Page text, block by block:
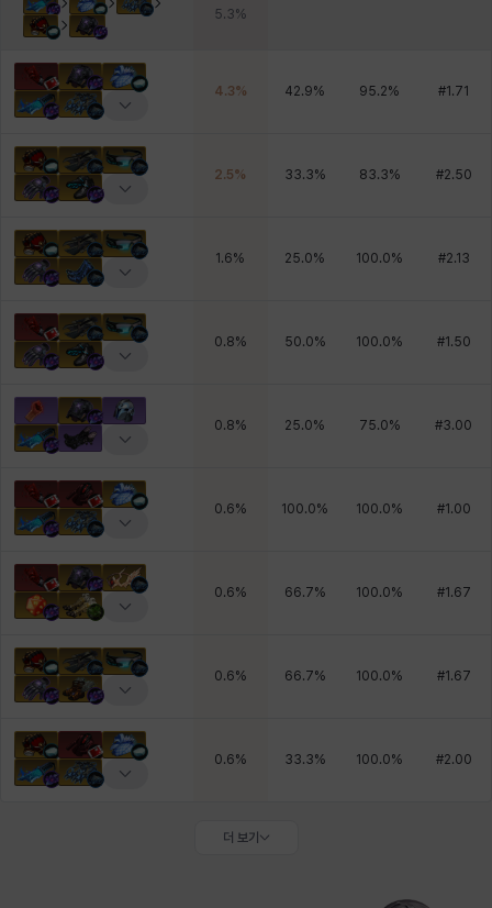
5.3%
4.3% 42.9% 95.2% #1.71
2.5% 33.3% 83.3% #2.50
1.6% 25.0% 100.0% #2.13
0.8% 50.0% 100.0% #1.50
0.8% 25.0% 75.0% #3.00
0.6% 100.0% 100.0% #1.00
0.6% 66.7% 100.0% #1.67
0.6% 66.7% 100.0% #1.67
0.6% 33.3% 100.0% #2.00
더 보기